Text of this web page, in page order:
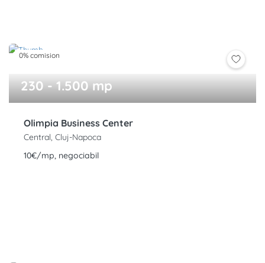
0% comision
230 - 1.500 mp
Olimpia Business Center
Central, Cluj-Napoca
10€/mp, negociabil